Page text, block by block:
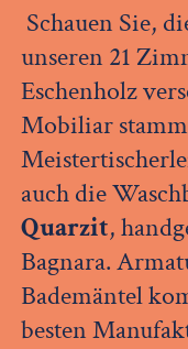
Schauen Sie,
unseren 21
Eschenholz
Mobiliar
auch die
Quarzit,
Bagnara.
Bademäntel
besten